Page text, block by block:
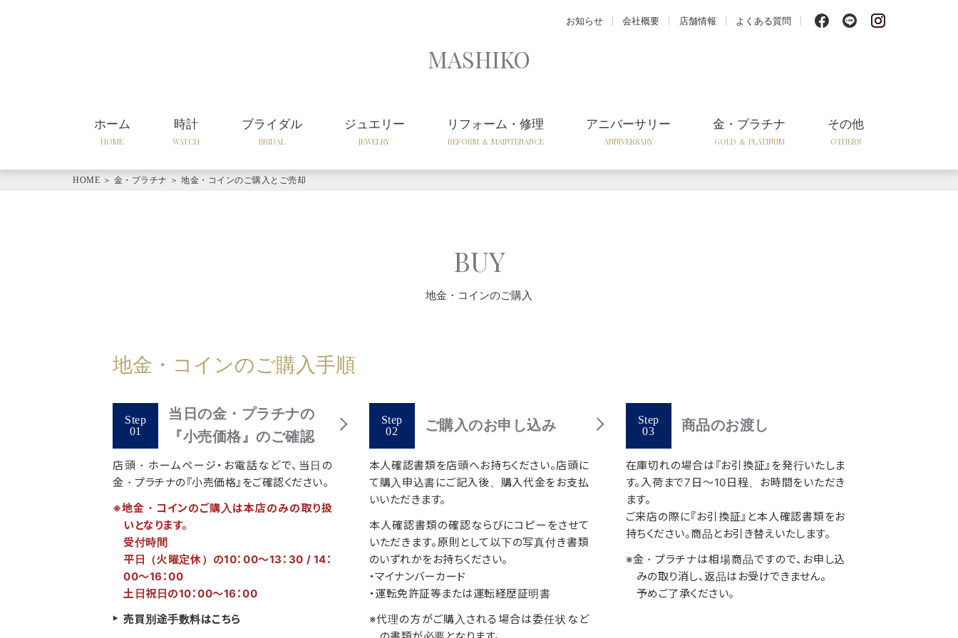
MASHIKO
ホーム
HOME
時計
WATCH
ブライダル
BRIDAL
ジュエリー
JEWELRY
リフォーム・修理
REFORM ＆ MAINTENANCE
アニバーサリー
ANNIVERSARY
金・プラチナ
GOLD ＆ PLATINUM
その他
OTHERS
お知らせ 会社概要 店舗情報 よくある質問 f l i
HOME ＞ 金・プラチナ ＞ 地金・コインのご購入とご売却
BUY
地金・コインのご購入
地金・コインのご購入手順
当日の金・プラチナの
『小売価格』のご確認
店頭・ホームページ・お電話などで、当日の
金・プラチナの『小売価格』をご確認ください。
※地金・コインのご購入は本店のみの取り扱
いとなります。
受付時間
平日（火曜定休）の10：00～13：30 / 14：
00～16：00
土日祝日の10：00～16：00
売買別途手数料はこちら
ご購入のお申し込み
本人確認書類を店頭へお持ちください。店頭に
て購入申込書にご記入後、購入代金をお支払
いいただきます。
本人確認書類の確認ならびにコピーをさせて
いただきます。原則として以下の写真付き書類
のいずれかをお持ちください。
・マイナンバーカード
・運転免許証等または運転経歴証明書
※代理の方がご購入される場合は委任状など
商品のお渡し
在庫切れの場合は『お引換証』を発行いたしま
す。入荷まで7日～10日程、お時間をいただき
ます。
ご来店の際に『お引換証』と本人確認書類をお
持ちください。商品とお引き替えいたします。
※金・プラチナは相場商品ですので、お申し込
みの取り消し、返品はお受けできません。
予めご了承ください。